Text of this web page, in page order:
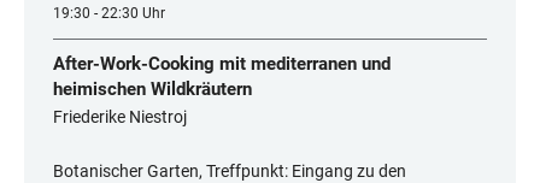
19:30 - 22:30 Uhr
After-Work-Cooking mit mediterranen und
heimischen Wildkräutern
Friederike Niestroj
Botanischer Garten, Treffpunkt: Eingang zu den